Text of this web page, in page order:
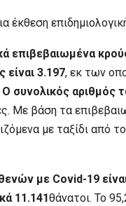
έκθεση
επιβεβαιωμένα
είναι 3.197, εκ των
Ο συνολικός αριθμός
Με βάση τα
με ταξίδι από
με Covid-19
11.141θάνατοι. Το